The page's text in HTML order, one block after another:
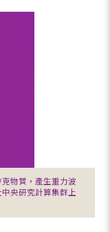
物質，產生重力波
央研究計算集群上